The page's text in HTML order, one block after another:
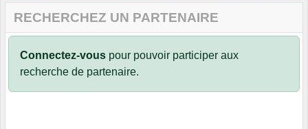
RECHERCHEZ UN PARTENAIRE
Connectez-vous pour pouvoir participer aux
recherche de partenaire.